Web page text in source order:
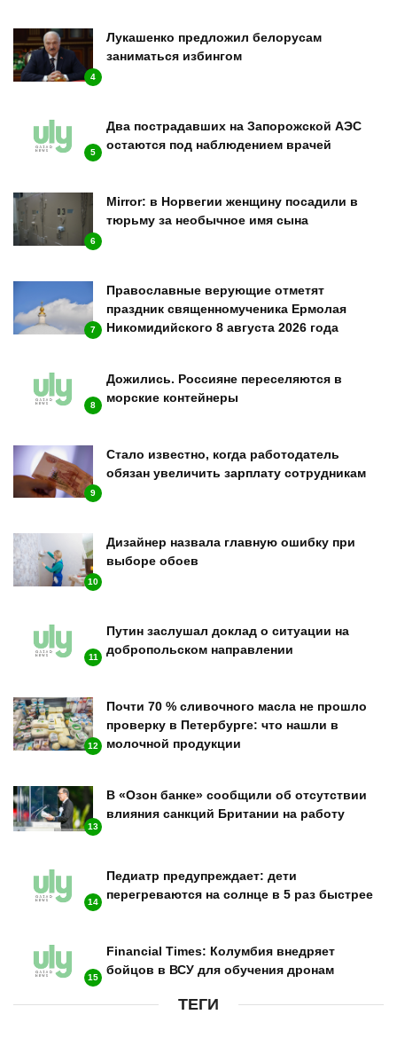
4
Лукашенко предложил белорусам
заниматься избингом
5
Два пострадавших на Запорожской АЭС
остаются под наблюдением врачей
6
Mirror: в Норвегии женщину посадили в
тюрьму за необычное имя сына
7
Православные верующие отметят
праздник священномученика Ермолая
Никомидийского 8 августа 2026 года
8
Дожились. Россияне переселяются в
морские контейнеры
9
Стало известно, когда работодатель
обязан увеличить зарплату сотрудникам
10
Дизайнер назвала главную ошибку при
выборе обоев
11
Путин заслушал доклад о ситуации на
добропольском направлении
12
Почти 70 % сливочного масла не прошло
проверку в Петербурге: что нашли в
молочной продукции
13
В «Озон банке» сообщили об отсутствии
влияния санкций Британии на работу
14
Педиатр предупреждает: дети
перегреваются на солнце в 5 раз быстрее
15
Financial Times: Колумбия внедряет
бойцов в ВСУ для обучения дронам
ТЕГИ